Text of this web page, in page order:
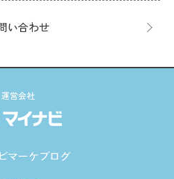
い合わせ
運営会社
マーケブログ